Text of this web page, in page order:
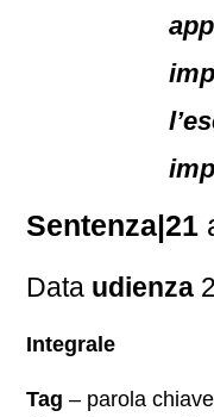
Sentenza|21
Data udienza
Integrale
Tag – parola